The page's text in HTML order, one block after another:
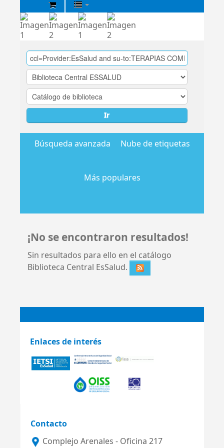
Biblioteca
Central
EsSalud
Ir
Búsqueda avanzada Nube de etiquetas
Más populares
¡No se encontraron resultados!
Sin resultados para ello en el catálogo
Biblioteca Central EsSalud.
Enlaces de interés
Contacto
Complejo Arenales - Oficina 217